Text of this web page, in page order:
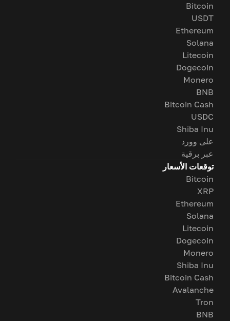
Bitcoin
USDT
Ethereum
Solana
Litecoin
Dogecoin
Monero
BNB
Bitcoin Cash
USDC
Shiba Inu
على وورد
عبر برقية
توقعات الأسعار
Bitcoin
XRP
Ethereum
Solana
Litecoin
Dogecoin
Monero
Shiba Inu
Bitcoin Cash
Avalanche
Tron
BNB